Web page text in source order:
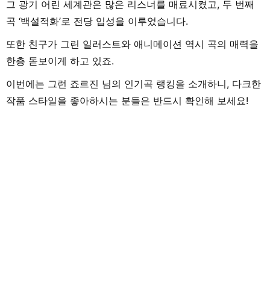
그 광기 어린 세계관은 많은 리스너를 매료시켰고, 두 번째
곡 ‘백설적화’로 전당 입성을 이루었습니다.
또한 친구가 그린 일러스트와 애니메이션 역시 곡의 매력을
한층 돋보이게 하고 있죠.
이번에는 그런 죠르진 님의 인기곡 랭킹을 소개하니, 다크한
작품 스타일을 좋아하시는 분들은 반드시 확인해 보세요!